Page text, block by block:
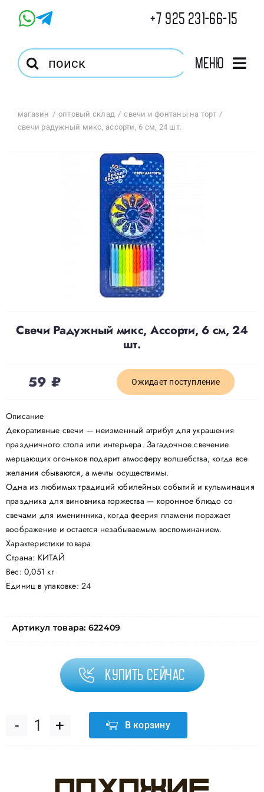
+7 925 231-66-15
Результат
поиска:
Меню
Магазин
Оптовый Магазин
О нас
Политика конфиденциальности
магазин оптовый склад
свечи и фонтаны на торт
свечи радужный микс, ассорти, 6 см, 24 шт.
Свечи Радужный микс, Ассорти, 6 см, 24
шт.
59 ₽ Ожидает поступление
Описание
Декоративные свечи — неизменный атрибут для украшения
праздничного стола или интерьера. Загадочное свечение
мерцающих огоньков подарит атмосферу волшебства, когда все
желания сбываются, а мечты осуществимы.
Одна из любимых традиций юбилейных событий и кульминация
праздника для виновника торжества — коронное блюдо со
свечами для именинника, когда феерия пламени поражает
воображение и остается незабываемым воспоминанием.
Характеристики товара
Страна: КИТАЙ
Вес: 0,051 кг
Единиц в упаковке: 24
Артикул товара: 622409
Купить сейчас
Количество
В корзину